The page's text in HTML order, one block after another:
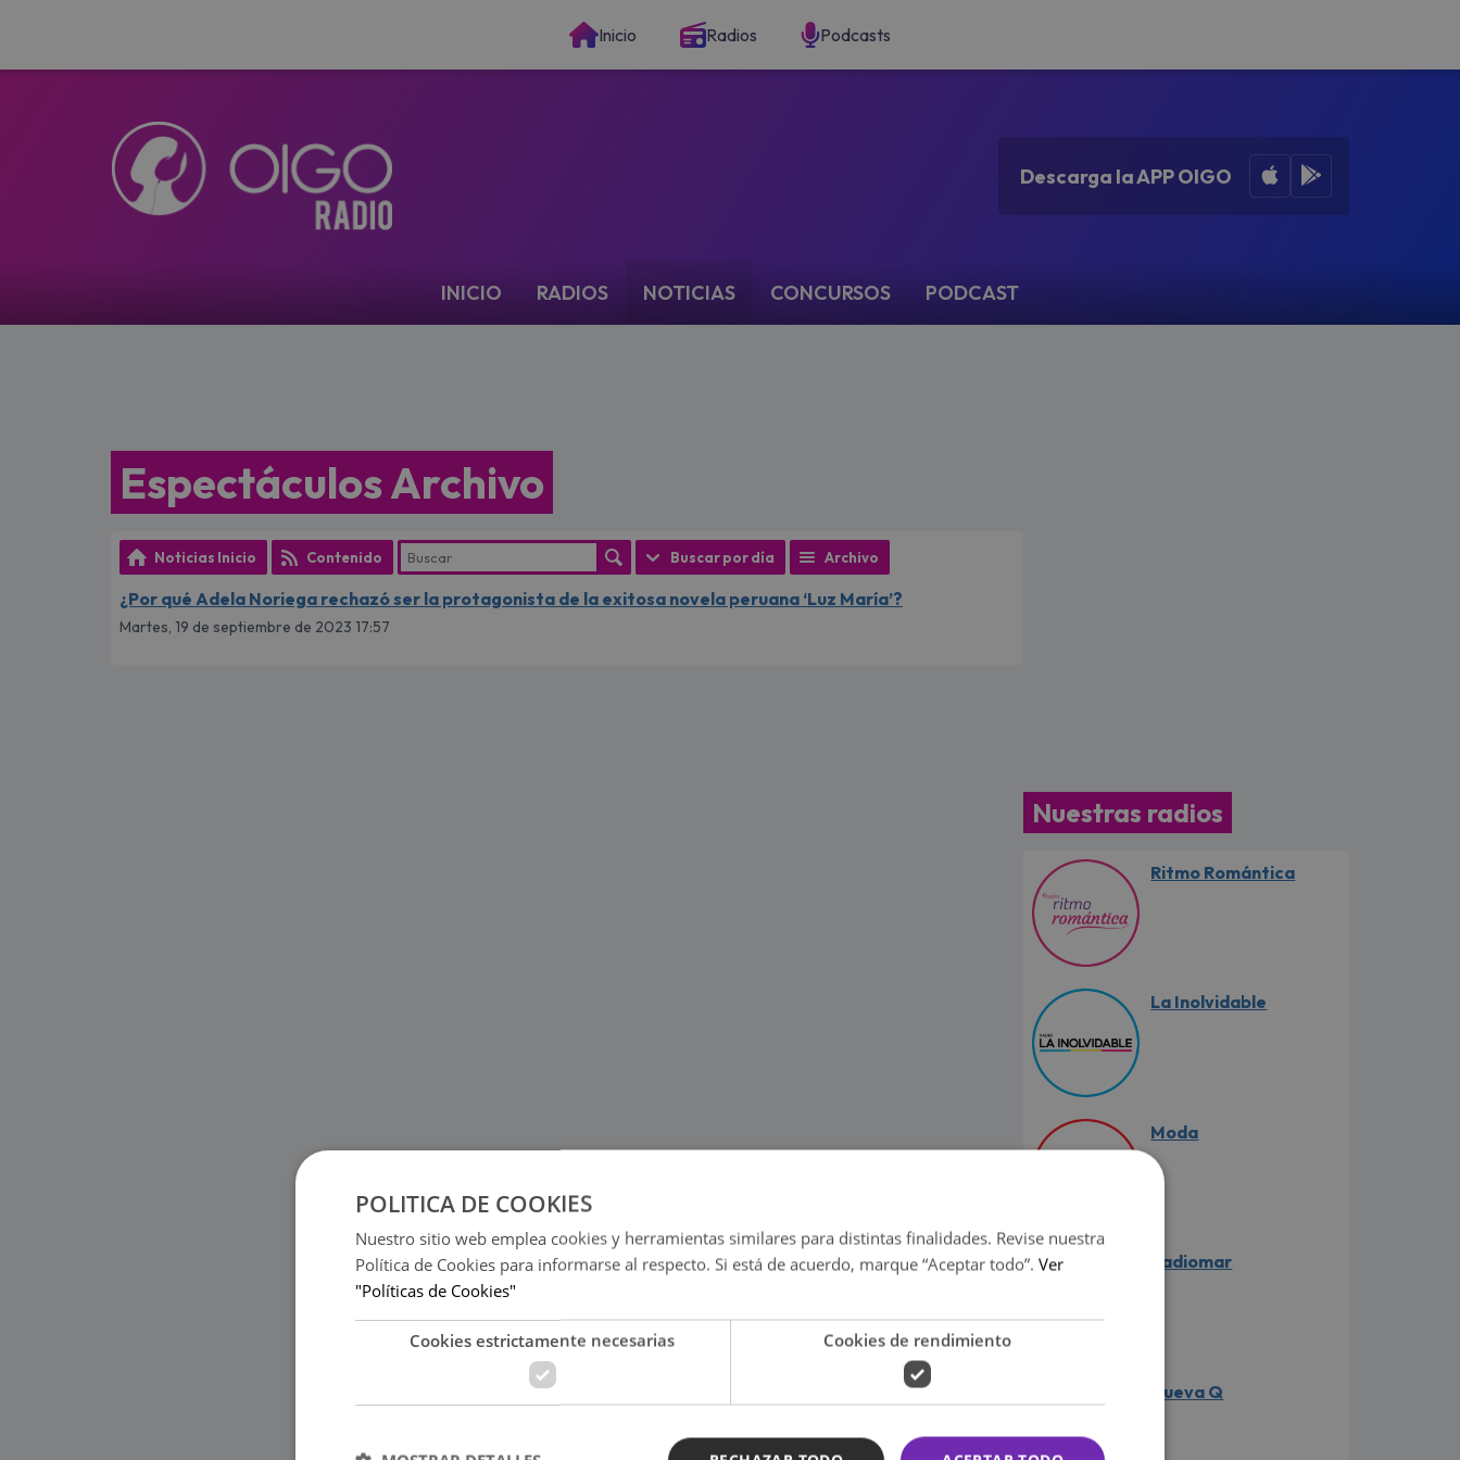
Inicio Radios Podcasts
Descarga la APP OIGO Apple App Store
INICIO RADIOS NOTICIAS CONCURSOS PODCAST
Espectáculos Archivo
Noticias Inicio Contenido Buscar por día Archivo
¿Por qué Adela Noriega rechazó ser la protagonista de la exitosa novela peruana ‘Luz María’?
Martes, 19 de septiembre de 2023 17:57
Nuestras radios
Ritmo Romántica
La Inolvidable
Moda
Radiomar
Nueva Q
POLITICA DE COOKIES
Nuestro sitio web emplea cookies y herramientas similares para distintas finalidades. Revise nuestra
Política de Cookies para informarse al respecto. Si está de acuerdo, marque “Aceptar todo”. Ver
"Políticas de Cookies"
Cookies estrictamente necesarias Cookies de rendimiento